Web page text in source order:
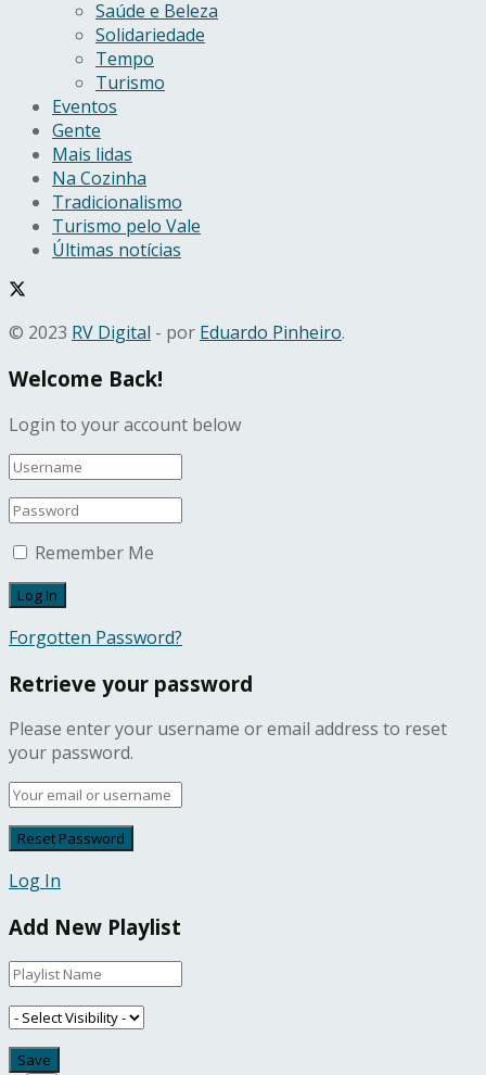
Saúde e Beleza
Solidariedade
Tempo
Turismo
Eventos
Gente
Mais lidas
Na Cozinha
Tradicionalismo
Turismo pelo Vale
Últimas notícias
© 2023 RV Digital - por Eduardo Pinheiro.
Welcome Back!
Login to your account below
Remember Me
Forgotten Password?
Retrieve your password
Please enter your username or email address to reset
your password.
Log In
Add New Playlist